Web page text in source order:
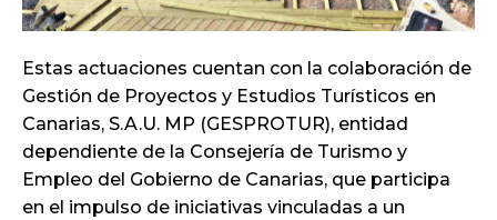
Estas actuaciones cuentan con la colaboración de
Gestión de Proyectos y Estudios Turísticos en
Canarias, S.A.U. MP (GESPROTUR), entidad
dependiente de la Consejería de Turismo y
Empleo del Gobierno de Canarias, que participa
en el impulso de iniciativas vinculadas a un